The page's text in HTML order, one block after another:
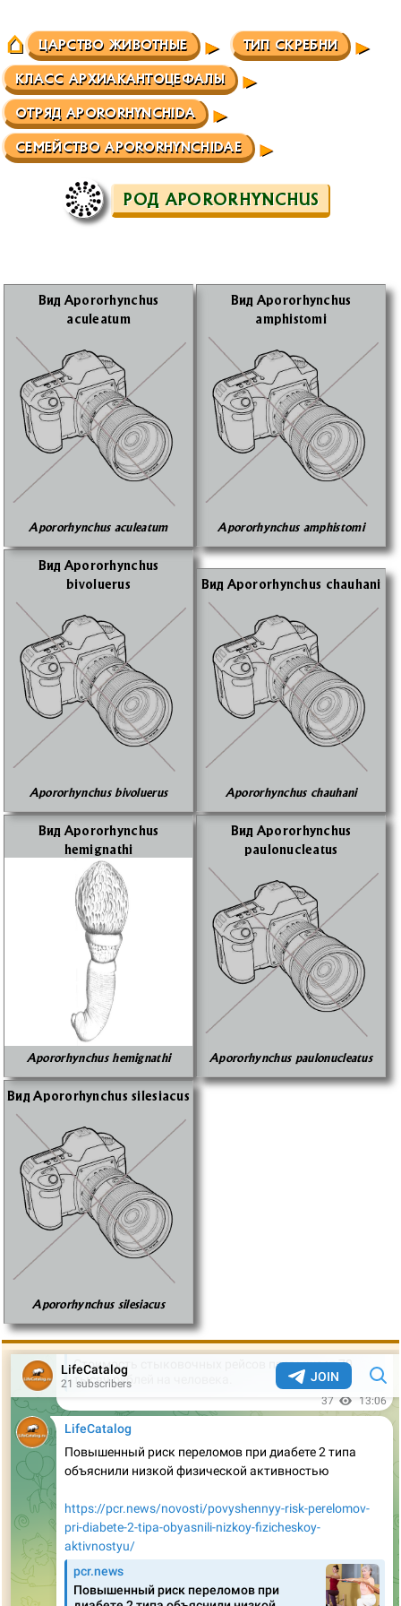
ЦАРСТВО ЖИВОТНЫЕ ТИП СКРЕБНИ
КЛАСС АРХИАКАНТОЦЕФАЛЫ
ОТРЯД APORORHYNCHIDA
СЕМЕЙСТВО APORORHYNCHIDAE
РОД APORORHYNCHUS
Вид Apororhynchus
aculeatum
Apororhynchus aculeatum
Вид Apororhynchus
amphistomi
Apororhynchus amphistomi
Вид Apororhynchus
bivoluerus
Apororhynchus bivoluerus
Вид Apororhynchus chauhani
Apororhynchus chauhani
Вид Apororhynchus
hemignathi
Apororhynchus hemignathi
Вид Apororhynchus
paulonucleatus
Apororhynchus paulonucleatus
Вид Apororhynchus silesiacus
Apororhynchus silesiacus